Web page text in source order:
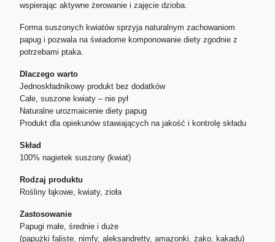
wspierając aktywne żerowanie i zajęcie dzioba.
Forma suszonych kwiatów sprzyja naturalnym zachowaniom
papug i pozwala na świadome komponowanie diety zgodnie z
potrzebami ptaka.
Dlaczego warto
Jednoskładnikowy produkt bez dodatków
Całe, suszone kwiaty – nie pył
Naturalne urozmaicenie diety papug
Produkt dla opiekunów stawiających na jakość i kontrolę składu
Skład
100% nagietek suszony (kwiat)
Rodzaj produktu
Rośliny łąkowe, kwiaty, zioła
Zastosowanie
Papugi małe, średnie i duże
(papużki faliste, nimfy, aleksandretty, amazonki, żako, kakadu)